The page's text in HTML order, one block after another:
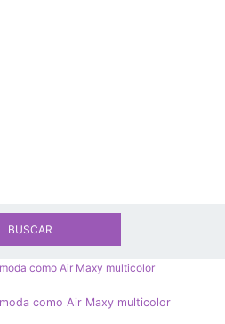
como Air Maxy multicolor
BUSCAR